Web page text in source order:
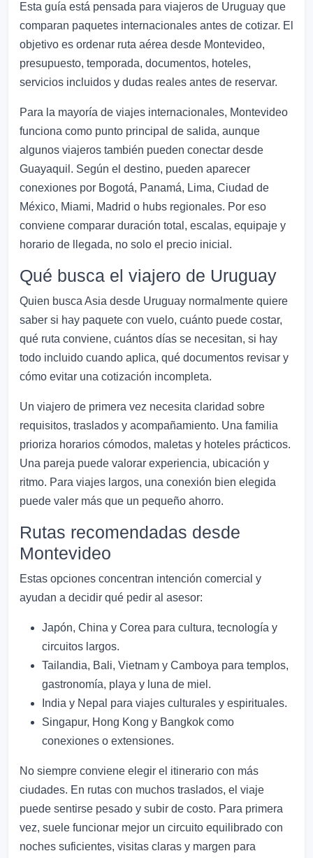
Esta guía está pensada para viajeros de Uruguay que
comparan paquetes internacionales antes de cotizar. El
objetivo es ordenar ruta aérea desde Montevideo,
presupuesto, temporada, documentos, hoteles,
servicios incluidos y dudas reales antes de reservar.
Para la mayoría de viajes internacionales, Montevideo
funciona como punto principal de salida, aunque
algunos viajeros también pueden conectar desde
Guayaquil. Según el destino, pueden aparecer
conexiones por Bogotá, Panamá, Lima, Ciudad de
México, Miami, Madrid o hubs regionales. Por eso
conviene comparar duración total, escalas, equipaje y
horario de llegada, no solo el precio inicial.
Qué busca el viajero de Uruguay
Quien busca Asia desde Uruguay normalmente quiere
saber si hay paquete con vuelo, cuánto puede costar,
qué ruta conviene, cuántos días se necesitan, si hay
todo incluido cuando aplica, qué documentos revisar y
cómo evitar una cotización incompleta.
Un viajero de primera vez necesita claridad sobre
requisitos, traslados y acompañamiento. Una familia
prioriza horarios cómodos, maletas y hoteles prácticos.
Una pareja puede valorar experiencia, ubicación y
ritmo. Para viajes largos, una conexión bien elegida
puede valer más que un pequeño ahorro.
Rutas recomendadas desde
Montevideo
Estas opciones concentran intención comercial y
ayudan a decidir qué pedir al asesor:
Japón, China y Corea para cultura, tecnología y
circuitos largos.
Tailandia, Bali, Vietnam y Camboya para templos,
gastronomía, playa y luna de miel.
India y Nepal para viajes culturales y espirituales.
Singapur, Hong Kong y Bangkok como
conexiones o extensiones.
No siempre conviene elegir el itinerario con más
ciudades. En rutas con muchos traslados, el viaje
puede sentirse pesado y subir de costo. Para primera
vez, suele funcionar mejor un circuito equilibrado con
noches suficientes, visitas claras y margen para